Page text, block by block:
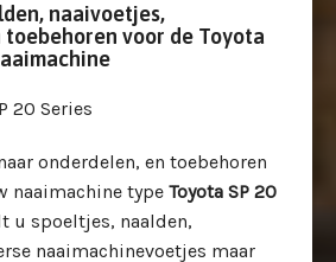
naaivoetjes,
voor de Toyota
20 Series
onderdelen, en toebehoren
naaimachine type Toyota SP 20
u spoeltjes, naalden,
naaimachinevoetjes maar